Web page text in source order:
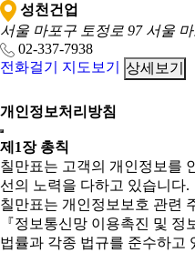
성천건업
서울 마포구 토정로 97 서울
02-337-7938
전화걸기
지도보기 상세보기
개인정보처리방침
제1장 총칙
칠만표는 고객의 개인정보를
선의 노력을 다하고 있습니다.
칠만표는 개인정보보호 관련
『정보통신망 이용촉진 및
법률과 각종 법규를 준수하고